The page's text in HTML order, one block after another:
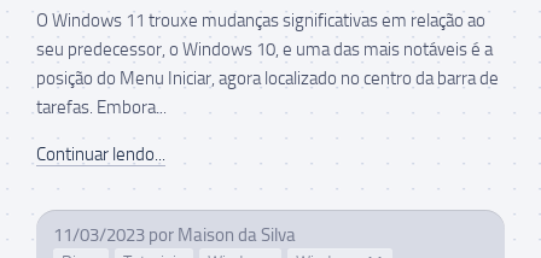
O Windows 11 trouxe mudanças significativas em relação ao
seu predecessor, o Windows 10, e uma das mais notáveis é a
posição do Menu Iniciar, agora localizado no centro da barra de
tarefas. Embora...
Continuar lendo...
11/03/2023 por Maison da Silva